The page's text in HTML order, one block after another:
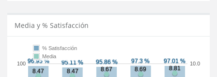
Media y % Satisfacción
100 10.0
% Satisfacción
Media